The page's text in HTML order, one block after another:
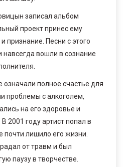
записал альбом
проект принес ему
признание. Песни с этого
навсегда вошли в сознание
означали полное счастье для
проблемы с алкоголем,
на его здоровье и
2001 году артист попал в
почти лишило его жизни.
от травм и был
паузу в творчестве.